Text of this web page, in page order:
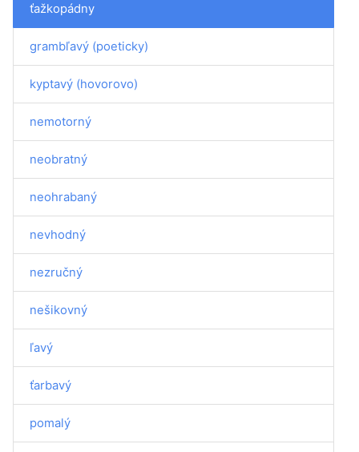
ťažkopádny
grambľavý (poeticky)
kyptavý (hovorovo)
nemotorný
neobratný
neohrabaný
nevhodný
nezručný
nešikovný
ľavý
ťarbavý
pomalý